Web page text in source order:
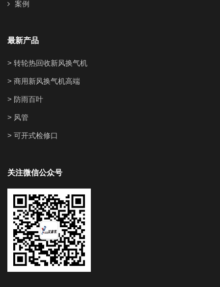
案例
最新产品
> 转轮热回收新风换气机
> 商用新风换气机高端
> 防雨百叶
> 风管
> 可开式检修口
关注微信公众号